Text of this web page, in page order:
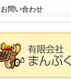
お問い合わせ